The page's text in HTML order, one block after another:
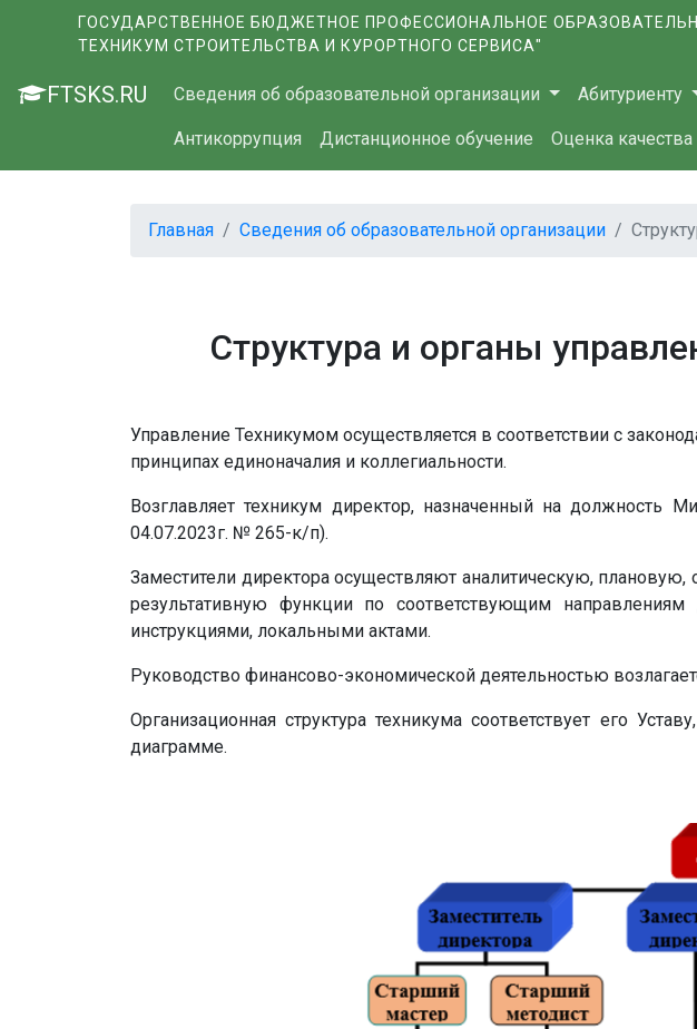
ГОСУДАРСТВЕННОЕ БЮДЖЕТНОЕ ПРОФЕССИОНАЛЬНОЕ
ТЕХНИКУМ СТРОИТЕЛЬСТВА И КУРОРТНОГО СЕРВИСА"
FTSKS.RU Сведения об образовательной организации Абитуриенту
Антикоррупция Дистанционное обучение Оценка
Главная Сведения об образовательной организации
Структура и органы
Управление Техникумом осуществляется в соответствии с
принципах единоначалия и коллегиальности.
Возглавляет техникум директор, назначенный на должность
04.07.2023г. № 265-к/п).
Заместители директора осуществляют аналитическую,
результативную функции по соответствующим
инструкциями, локальными актами.
Руководство финансово-экономической деятельностью
Организационная структура техникума соответствует его
диаграмме.